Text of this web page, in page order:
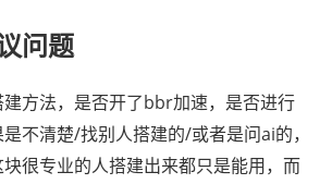
问题
方法，是否开了bbr加速，是否进行
不清楚/找别人搭建的/或者是问ai的，
很专业的人搭建出来都只是能用，而